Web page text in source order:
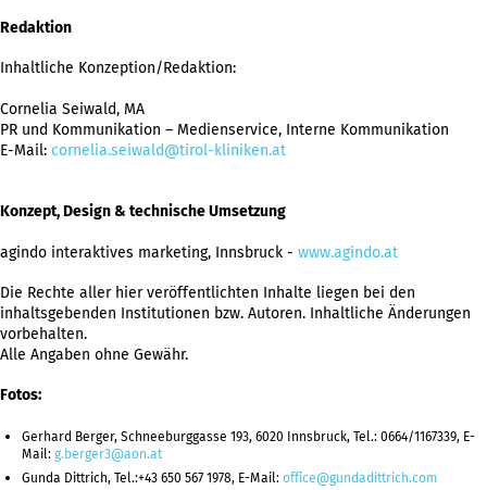
Redaktion
Inhaltliche Konzeption/Redaktion:
Cornelia Seiwald, MA
PR und Kommunikation – Medienservice, Interne Kommunikation
E-Mail: cornelia.seiwald@tirol-kliniken.at
Konzept, Design & technische Umsetzung
agindo interaktives marketing, Innsbruck - www.agindo.at
Die Rechte aller hier veröffentlichten Inhalte liegen bei den
inhaltsgebenden Institutionen bzw. Autoren. Inhaltliche Änderungen
vorbehalten.
Alle Angaben ohne Gewähr.
Fotos:
Gerhard Berger, Schneeburggasse 193, 6020 Innsbruck, Tel.: 0664/1167339, E-
Mail:g.berger3@aon.at
Gunda Dittrich, Tel.:+43 650 567 1978, E-Mail:office@gundadittrich.com